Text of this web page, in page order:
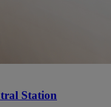
Station